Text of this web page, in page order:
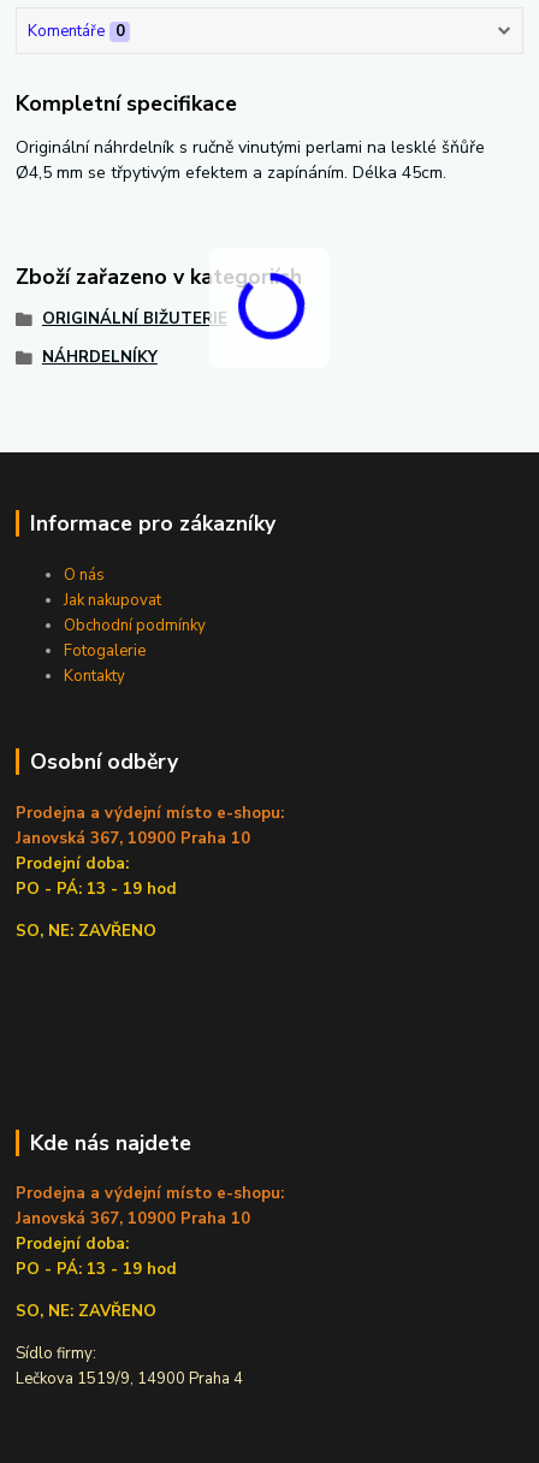
Komentáře 0
Kompletní specifikace
Originální náhrdelník s ručně vinutými perlami na lesklé šňůře
Ø4,5 mm se třpytivým efektem a zapínáním. Délka 45cm.
Zboží zařazeno v kategoriích
ORIGINÁLNÍ BIŽUTERIE
NÁHRDELNÍKY
Informace pro zákazníky
O nás
Jak nakupovat
Obchodní podmínky
Fotogalerie
Kontakty
Osobní odběry
Prodejna a výdejní místo e-shopu:
Janovská 367, 10900 Praha 10
Prodejní doba:
PO - PÁ: 13 - 19 hod
SO, NE: ZAVŘENO
Kde nás najdete
Prodejna a výdejní místo e-shopu:
Janovská 367, 10900 Praha 10
Prodejní doba:
PO - PÁ: 13 - 19 hod
SO, NE: ZAVŘENO
Sídlo firmy:
Lečkova 1519/9, 14900 Praha 4